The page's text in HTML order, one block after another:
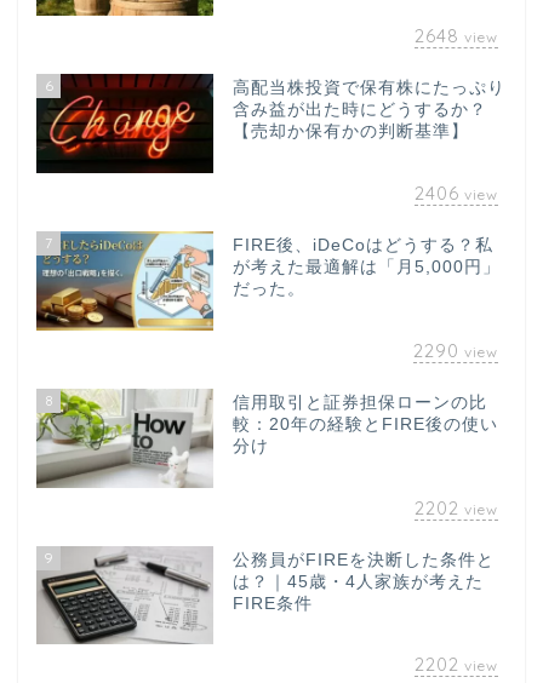
2648 view
6
高配当株投資で保有株にたっぷり
含み益が出た時にどうするか？
【売却か保有かの判断基準】
2406 view
7
FIRE後、iDeCoはどうする？私
が考えた最適解は「月5,000円」
だった。
2290 view
8
信用取引と証券担保ローンの比
較：20年の経験とFIRE後の使い
分け
2202 view
9
公務員がFIREを決断した条件と
は？｜45歳・4人家族が考えた
FIRE条件
2202 view